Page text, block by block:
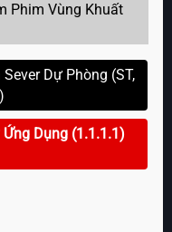
Phim Vùng Khuất
Dự Phòng (ST,
Dụng (1.1.1.1)